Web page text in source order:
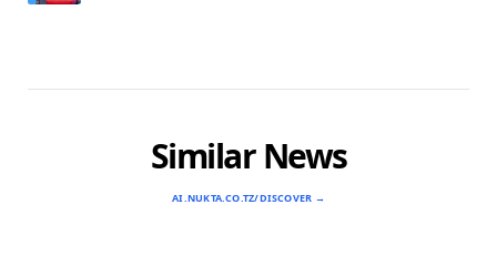
Similar News
AI.NUKTA.CO.TZ/DISCOVER →